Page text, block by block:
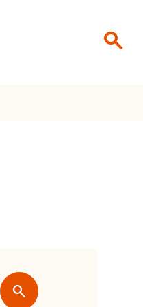
search
search